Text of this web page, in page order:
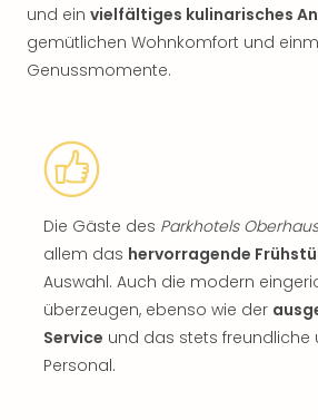
und ein vielfältiges kulinarisches
gemütlichen Wohnkomfort und
Genussmomente.
Die Gäste des Parkhotels
allem das hervorragende
Auswahl. Auch die modern
überzeugen, ebenso wie der
Service und das stets freundliche
Personal.